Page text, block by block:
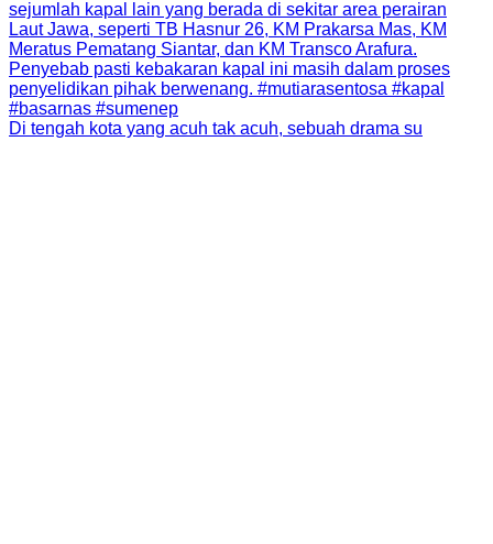
Di tengah kota yang acuh tak acuh, sebuah drama su